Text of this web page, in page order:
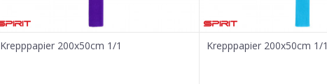
Krepppapier 200x50cm 1/1 Krepppapier 200x50cm 1/1